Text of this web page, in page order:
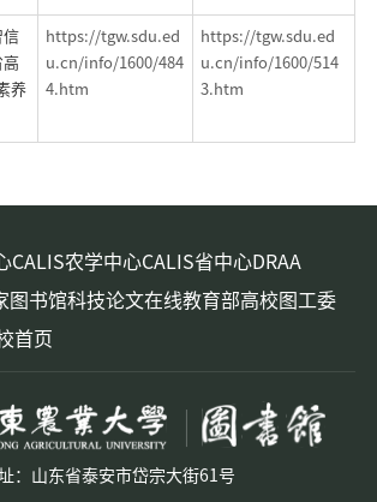
养
https://tgw.sdu.ed
u.cn/info/1600/484
4.htm
https://tgw.sdu.ed
u.cn/info/1600/514
3.htm
CALIS农学中心CALIS省中心DRAA
图书馆科技论文在线教育部高校图工委
首页
：山东省泰安市岱宗大街61号